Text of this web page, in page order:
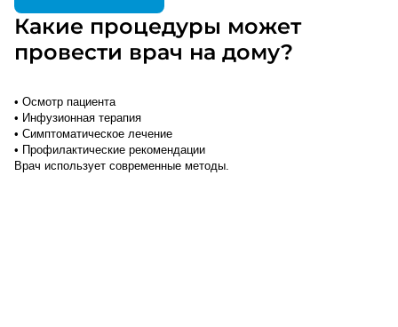
Какие процедуры может
провести врач на дому?
• Осмотр пациента
• Инфузионная терапия
• Симптоматическое лечение
• Профилактические рекомендации
Врач использует современные методы.